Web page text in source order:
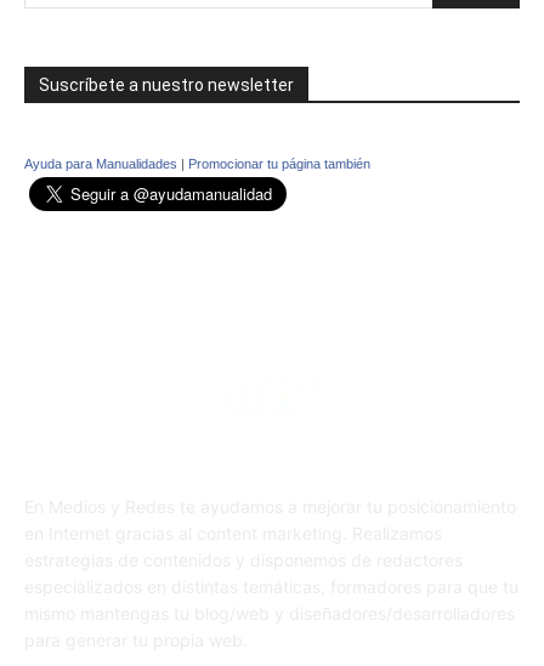
Suscríbete a nuestro newsletter
Ayuda para Manualidades | Promocionar tu página también